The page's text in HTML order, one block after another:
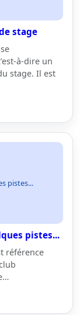
stage
à-dire un
stage. Il est
pistes...
pistes...
référence